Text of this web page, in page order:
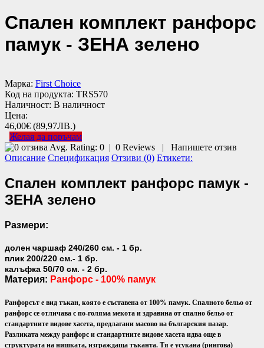
Спален комплект ранфорс
памук - ЗЕНА зелено
Марка: First Choice
Код на продукта: TRS570
Наличност: В наличност
Цена:
46,00€ (89,97ЛВ.)
Желая да поръчам
Avg. Rating: 0 | 0 Reviews | Напишете отзив
Описание Спецификация Отзиви (0) Етикети:
Спален комплект ранфорс памук -
ЗЕНА зелено
Размери:
долен чаршаф 240/260 см. - 1 бр.
плик 200/220 см.- 1 бр.
калъфка 50/70 см. - 2 бр.
Материя: Ранфорс - 100% памук
Ранфорсът е вид тъкан, която е съставена от 100% памук. Спалното бельо от
ранфорс се отличава с по-голяма мекота и здравина от спално бельо от
стандартните видове хасета, предлагани масово на българския пазар.
Разликата между ранфорс и стандартните видове хасета идва още в
структурата на нишката, изграждаща тъканта. Тя е усукана (рингова)